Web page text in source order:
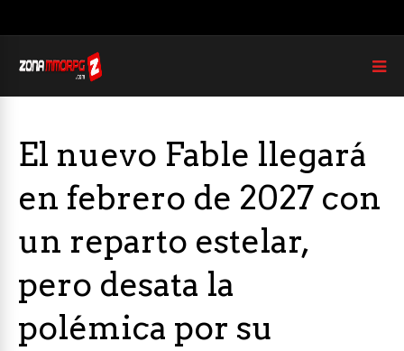
El nuevo Fable llegará
en febrero de 2027 con
un reparto estelar,
pero desata la
polémica por su